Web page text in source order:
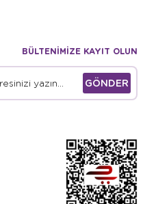
BÜLTENİMİZE KAYIT OLUN
GÖNDER